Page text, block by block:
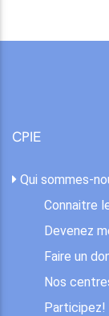
CPIE
Qui sommes-
Connaitre
Devenez
Faire un
Nos
Participez!